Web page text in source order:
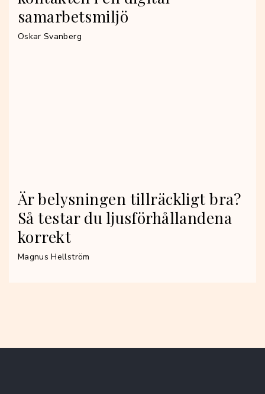
samarbetsmiljö
Oskar Svanberg
Är belysningen tillräckligt bra?
Så testar du ljusförhållandena
korrekt
Magnus Hellström